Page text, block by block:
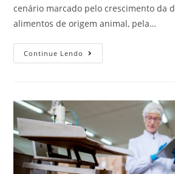
cenário marcado pelo crescimento da
alimentos de origem animal, pela…
Continue Lendo